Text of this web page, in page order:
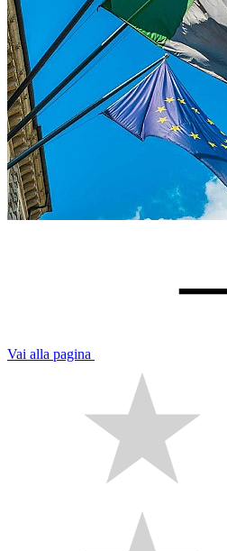
Vai alla pagina